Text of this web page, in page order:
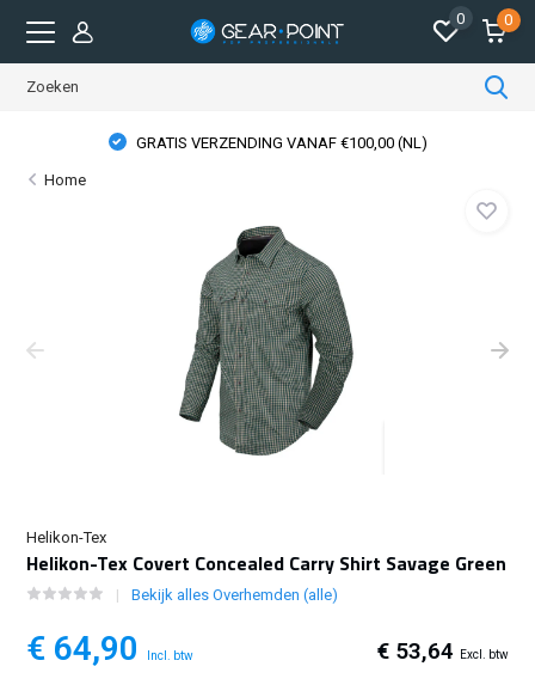
0 0
GRATIS VERZENDING VANAF €100,00 (NL)
Home
Helikon-Tex
Helikon-Tex Covert Concealed Carry Shirt Savage Green
Bekijk alles Overhemden (alle)
€ 64,90 Incl. btw € 53,64 Excl. btw